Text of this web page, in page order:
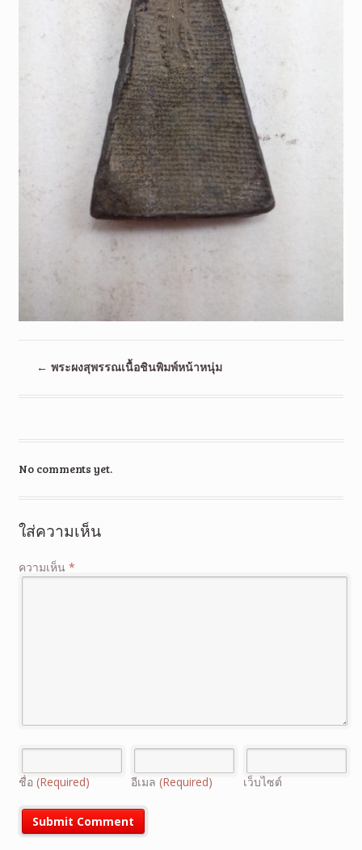
← พระผงสุพรรณเนื้อชินพิมพ์หน้าหนุ่ม
No comments yet.
ใส่ความเห็น
ความเห็น *
ชื่อ (Required) อีเมล (Required) เว็บไซต์